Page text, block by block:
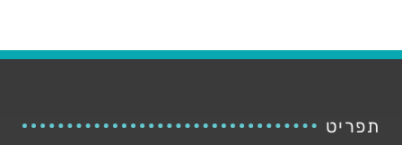
תפריט